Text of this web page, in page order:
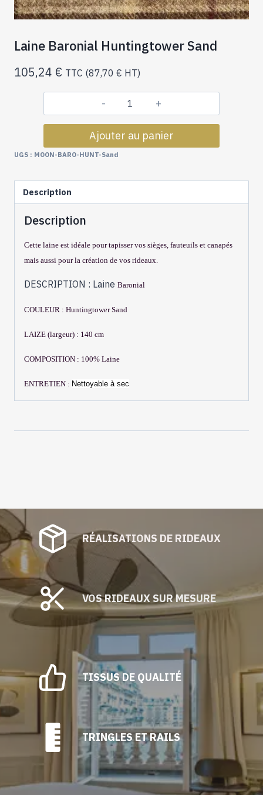
Laine Baronial Huntingtower Sand
105,24 € TTC (87,70 € HT)
quantité
de
Laine
Sand
Ajouter au panier
UGS : MOON-BARO-HUNT-Sand
Description
Description
Cette laine est idéale pour tapisser vos sièges, fauteuils et canapés
mais aussi pour la création de vos rideaux.
DESCRIPTION : Laine Baronial
COULEUR : Huntingtower Sand
LAIZE (largeur) : 140 cm
COMPOSITION : 100% Laine
ENTRETIEN : Nettoyable à sec
RÉALISATIONS DE RIDEAUX
VOS RIDEAUX SUR MESURE
TISSUS DE QUALITÉ
TRINGLES ET RAILS